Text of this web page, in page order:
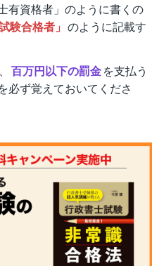
有資格者」のように書くの
験合格者」 のように記載す
百万円以下の罰金を支払う
必ず覚えておいてくださ